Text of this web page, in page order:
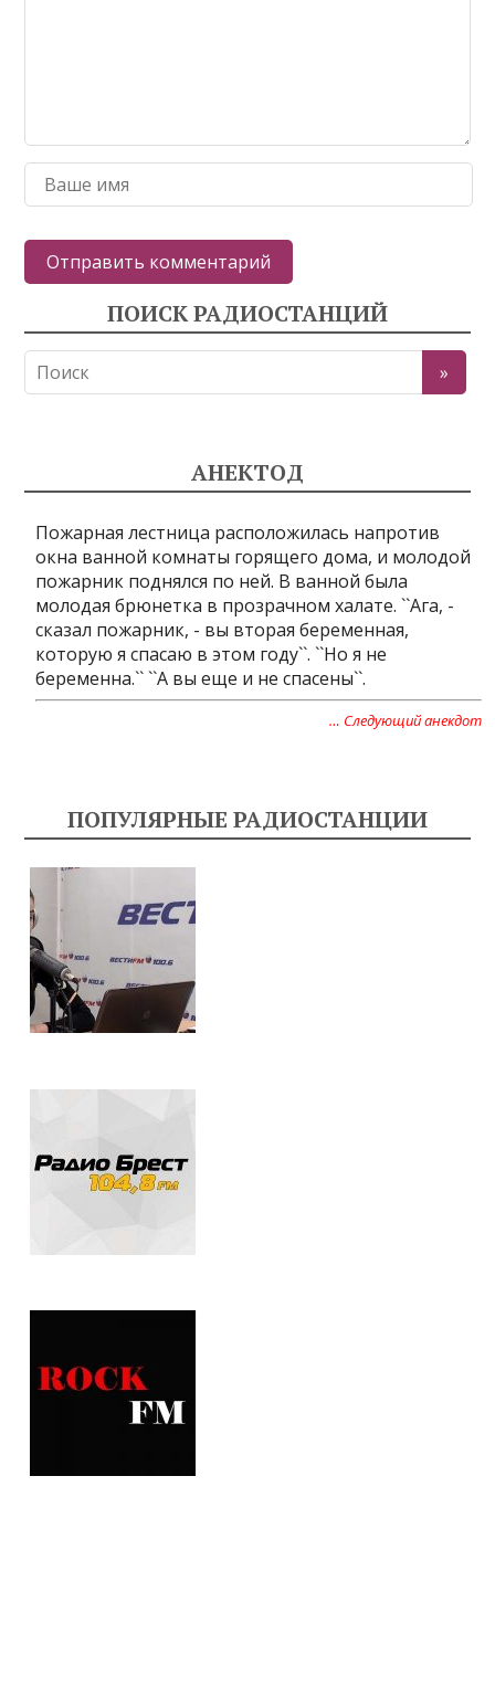
ПОИСК РАДИОСТАНЦИЙ
АНЕКТОД
Пожарная лестница расположилась напротив
окна ванной комнаты горящего дома, и молодой
пожарник поднялся по ней. В ванной была
молодая брюнетка в прозрачном халате. ``Ага, -
сказал пожарник, - вы вторая беременная,
которую я спасаю в этом году``. ``Но я не
беременна.`` ``А вы еще и не спасены``.
… Следующий анекдот
ПОПУЛЯРНЫЕ РАДИОСТАНЦИИ